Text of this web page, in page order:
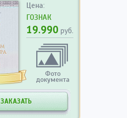
Цена:
ГОЗНАК
19.990 руб.
Фото
документа
ЗАКАЗАТЬ